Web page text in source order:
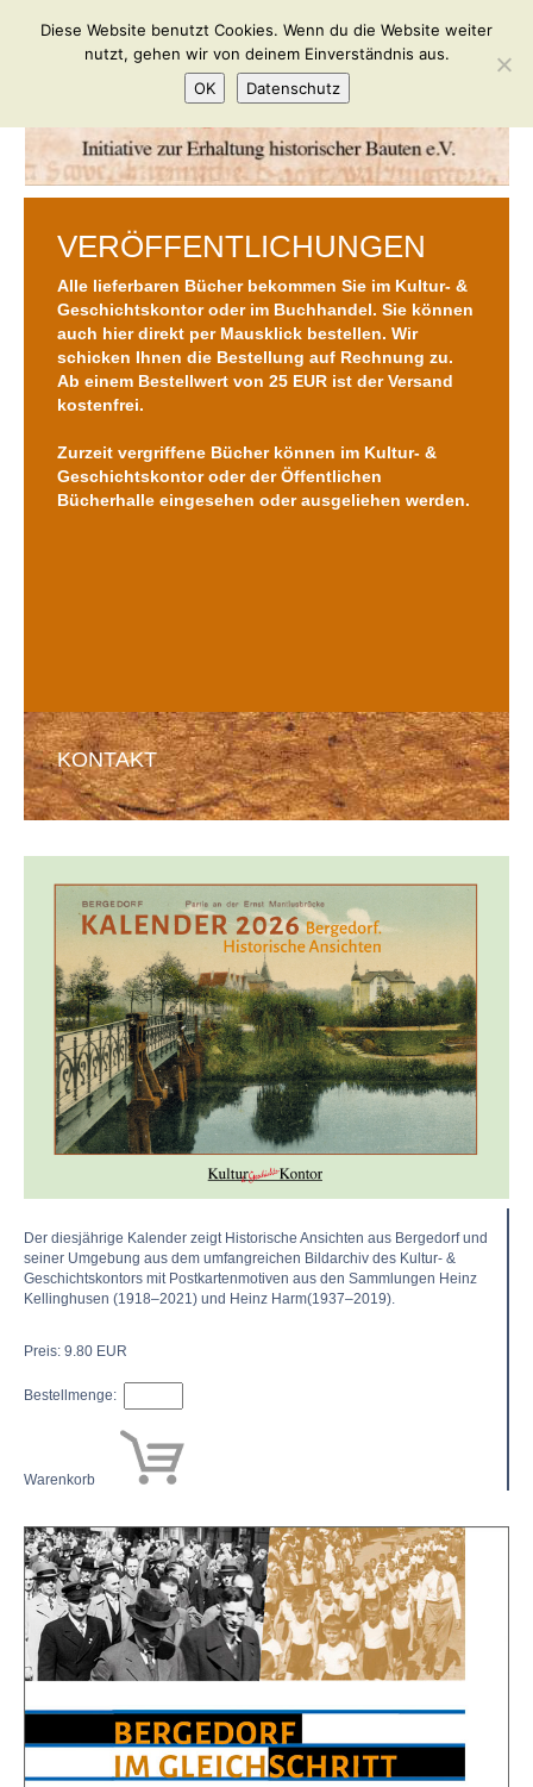
VERÖFFENTLICHUNGEN
Alle lieferbaren Bücher bekommen Sie im Kultur- &
Geschichtskontor oder im Buchhandel. Sie können
auch hier direkt per Mausklick bestellen. Wir
schicken Ihnen die Bestellung auf Rechnung zu.
Ab einem Bestellwert von 25 EUR ist der Versand
kostenfrei.
Zurzeit vergriffene Bücher können im Kultur- &
Geschichtskontor oder der Öffentlichen
Bücherhalle eingesehen oder ausgeliehen werden.
KONTAKT
Der diesjährige Kalender zeigt Historische Ansichten aus Bergedorf und
seiner Umgebung aus dem umfangreichen Bildarchiv des Kultur- &
Geschichtskontors mit Postkartenmotiven aus den Sammlungen Heinz
Kellinghusen (1918–2021) und Heinz Harm(1937–2019).
Preis: 9.80 EUR
Bestellmenge:
Warenkorb
Diese Website benutzt Cookies. Wenn du die Website weiter
nutzt, gehen wir von deinem Einverständnis aus.
OK
Datenschutz